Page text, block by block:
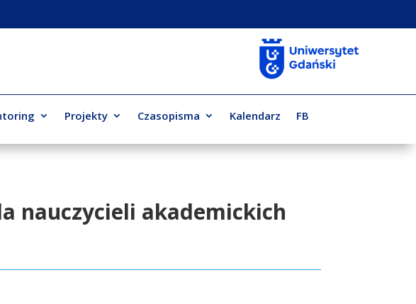
Projekty Czasopisma Kalendarz FB
nauczycieli akademickich